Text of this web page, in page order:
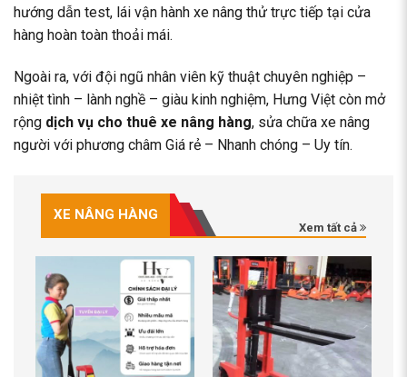
hướng dẫn test, lái vận hành xe nâng thử trực tiếp tại cửa
hàng hoàn toàn thoải mái.
Ngoài ra, với đội ngũ nhân viên kỹ thuật chuyên nghiệp –
nhiệt tình – lành nghề – giàu kinh nghiệm, Hưng Việt còn mở
rộng dịch vụ cho thuê xe nâng hàng, sửa chữa xe nâng
người với phương châm Giá rẻ – Nhanh chóng – Uy tín.
XE NÂNG HÀNG
Xem tất cả